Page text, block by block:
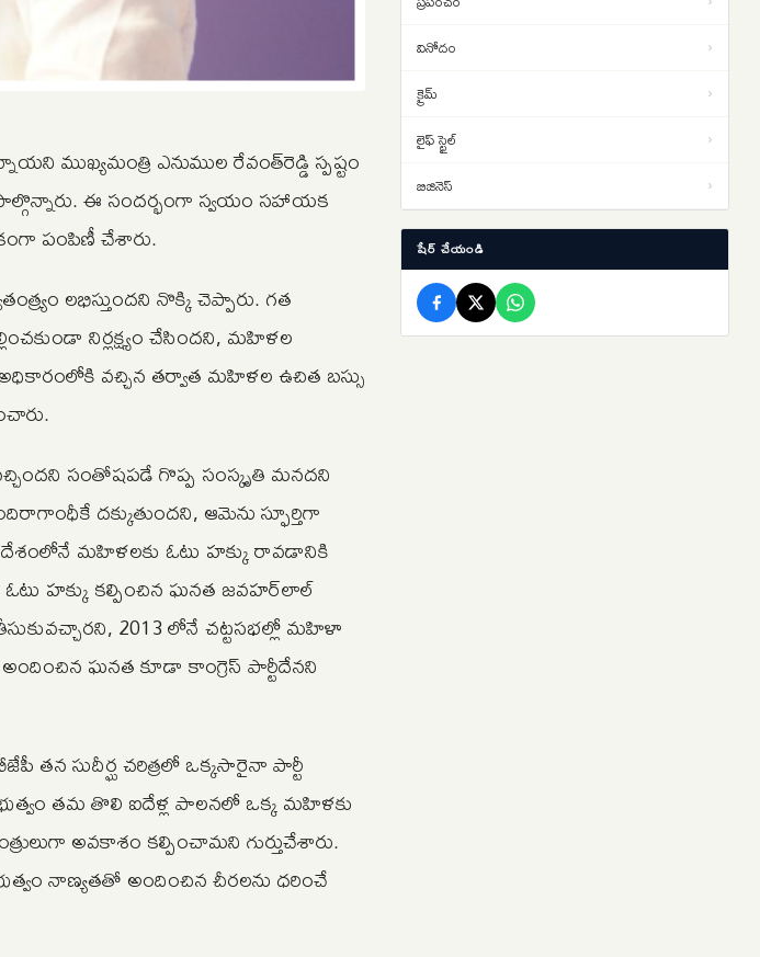
ముఖ్యమంత్రి ఎనుముల రేవంత్‌రెడ్డి స్పష్టం
ఈ సందర్భంగా స్వయం సహాయక
పంపిణీ చేశారు.
లభిస్తుందని నొక్కి చెప్పారు. గత
నిర్లక్ష్యం చేసిందని, మహిళల
అధికారంలోకి వచ్చిన తర్వాత మహిళల ఉచిత బస్సు
సంతోషపడే గొప్ప సంస్కృతి మనదని
దక్కుతుందని, ఆమెను స్ఫూర్తిగా
దేశంలోనే మహిళలకు ఓటు హక్కు రావడానికి
హక్కు కల్పించిన ఘనత జవహర్‌లాల్
2013 లోనే చట్టసభల్లో మహిళా
ఘనత కూడా కాంగ్రెస్ పార్టీదేనని
తన సుదీర్ఘ చరిత్రలో ఒక్కసారైనా పార్టీ
తమ తొలి ఐదేళ్ల పాలనలో ఒక్క మహిళకు
అవకాశం కల్పించామని గుర్తుచేశారు.
నాణ్యతతో అందించిన చీరలను ధరించే
‘సుప్రీం’ నో
12:45తెహెల్కా పత్రిక మాజీ సంపాదకుడికి
10ఏళ్ల కఠిన కారాగార శిక్ష… బాంబే
హైకోర్టు తీర్పు
వినోదం ›
క్రైమ్ ›
లైఫ్ స్టైల్ ›
బిజినెస్ ›
షేర్ చేయండి